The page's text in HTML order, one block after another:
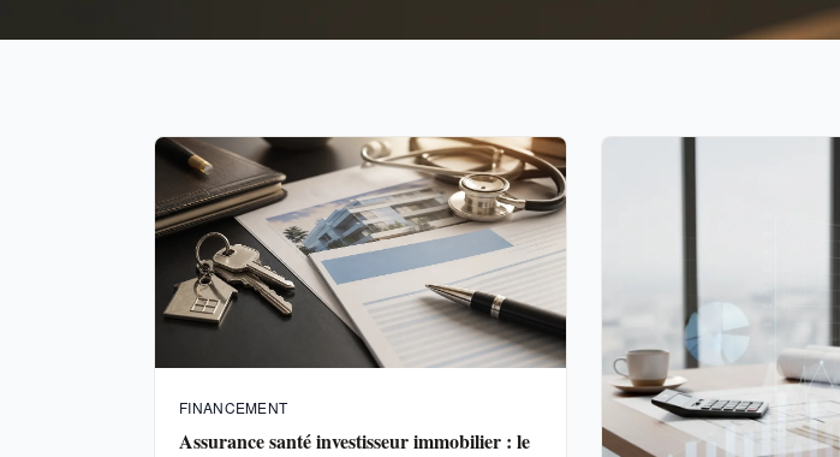
FINANCEMENT
Assurance santé investisseur immobilier : le